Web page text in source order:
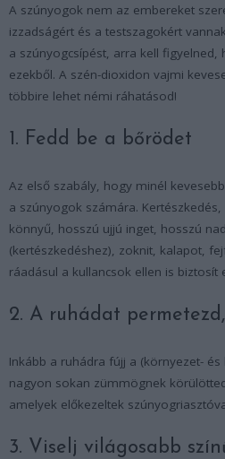
A szúnyogok nem az embereket
izzadságért és a testszagokért
a szúnyogcsípést, arra kell figyelned,
ezekből. A szén-dioxidon vajmi
többire lehet némi ráhatásod!
1. Fedd be a bőrödet
Az első szabály, hogy minél
a szúnyogok számára.
könnyű, hosszú ujjú inget, hosszú
(kertészkedéshez), zoknit, kalapot,
ráadásul a kullancsok ellen is biztosít
2. A ruhádat
Inkább a ruhádra fújj a (környezet-
nagyon sokan zümmögnek
amelyek előkezeltek
3. Viselj világosabb